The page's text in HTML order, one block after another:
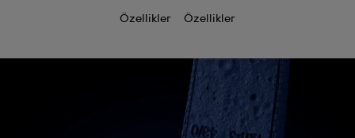
Özellikler Özellikler